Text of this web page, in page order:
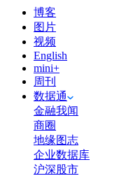
博客
图片
视频
English
mini+
周刊
数据通
金融我闻
商圈
地缘图志
企业数据库
沪深股市